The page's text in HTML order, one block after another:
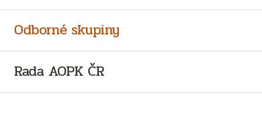
Odborné skupiny
Rada AOPK ČR